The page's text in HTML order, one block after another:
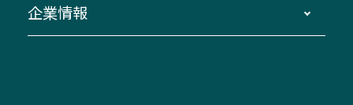
伊勢二見鳥羽周遊バスCANばす
「みえブルーライン」（三重大学病院直通バ
桑名・長島温泉・金城ふ頭駅～中部国際空港
（休止中）
美し国周遊ばす
自家用自動車車両運行管理
企業情報